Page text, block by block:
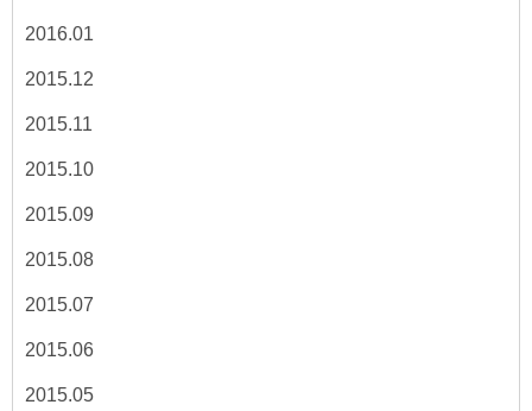
2016.01
2015.12
2015.11
2015.10
2015.09
2015.08
2015.07
2015.06
2015.05